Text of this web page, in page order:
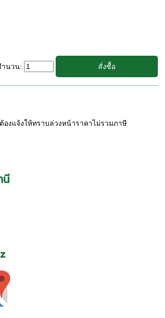
ำนวน:
งแจ้งให้ทราบล่วงหน้าราคาไม่รวมภาษี
นี